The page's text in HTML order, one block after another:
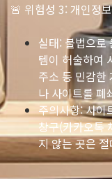
🚨 위험성 3: 개인정
실태: 불법으로
템이 허술하여
주소 등 민감한
나 사이트를 폐
주의사항: 사이
창구(카카오톡
지 않는 곳은